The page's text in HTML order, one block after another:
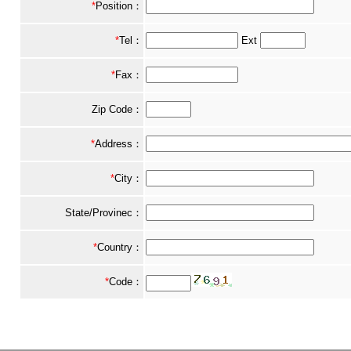
*Position：
*Tel： Ext
*Fax：
Zip Code：
*Address：
*City：
State/Provinec：
*Country：
*Code：